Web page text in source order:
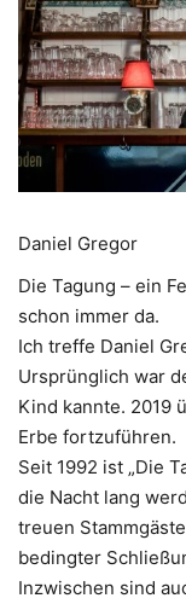
Daniel Gregor
Die Tagung – ein
schon immer da.
Ich treffe Daniel
Ursprünglich war
Kind kannte. 2019
Erbe fortzuführen.
Seit 1992 ist „Die
die Nacht lang
treuen
bedingter
Inzwischen sind